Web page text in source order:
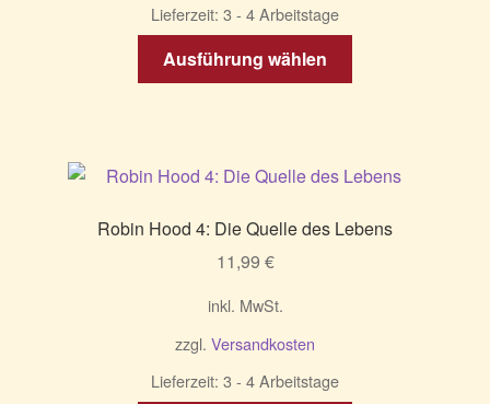
Lieferzeit: 3 - 4 Arbeitstage
Ausführung wählen
auf.
Optionen
Robin Hood 4: Die Quelle des Lebens
11,99 €
inkl. MwSt.
zzgl. Versandkosten
Lieferzeit: 3 - 4 Arbeitstage